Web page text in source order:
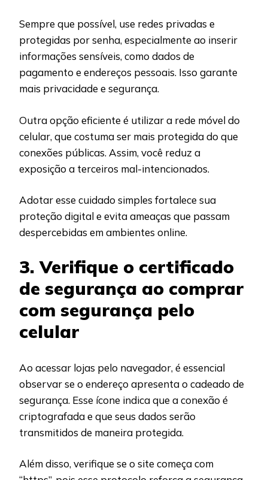
Sempre que possível, use redes privadas e
protegidas por senha, especialmente ao inserir
informações sensíveis, como dados de
pagamento e endereços pessoais. Isso garante
mais privacidade e segurança.
Outra opção eficiente é utilizar a rede móvel do
celular, que costuma ser mais protegida do que
conexões públicas. Assim, você reduz a
exposição a terceiros mal-intencionados.
Adotar esse cuidado simples fortalece sua
proteção digital e evita ameaças que passam
despercebidas em ambientes online.
3. Verifique o certificado
de segurança ao comprar
com segurança pelo
celular
Ao acessar lojas pelo navegador, é essencial
observar se o endereço apresenta o cadeado de
segurança. Esse ícone indica que a conexão é
criptografada e que seus dados serão
transmitidos de maneira protegida.
Além disso, verifique se o site começa com